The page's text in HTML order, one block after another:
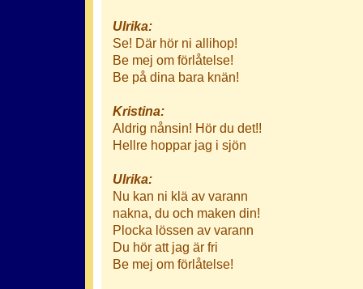
Ulrika:
Se! Där hör ni allihop!
Be mej om förlåtelse!
Be på dina bara knän!
Kristina:
Aldrig nånsin! Hör du det!!
Hellre hoppar jag i sjön
Ulrika:
Nu kan ni klä av varann
nakna, du och maken din!
Plocka lössen av varann
Du hör att jag är fri
Be mej om förlåtelse!